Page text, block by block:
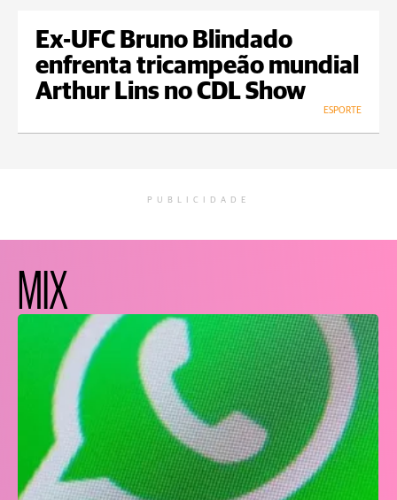
Ex-UFC Bruno Blindado
enfrenta tricampeão mundial
Arthur Lins no CDL Show
ESPORTE
PUBLICIDADE
MIX